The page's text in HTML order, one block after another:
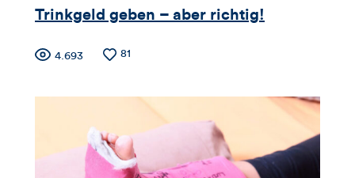
Trinkgeld geben – aber richtig!
Zähler
für
Views,
Likes
Anzahl4.693
Anzahl
81